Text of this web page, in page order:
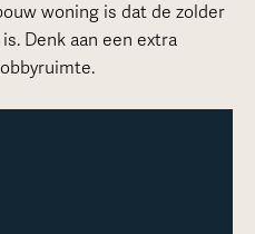
woning is dat de zolder
Denk aan een extra